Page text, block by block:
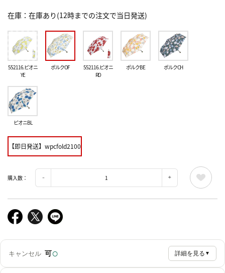
在庫 在庫あり(12時までの注文で当日発送)
552116.ピオニ
YE
ポルクOF
552116.ピオニ
RD
ポルクBE ポルクCH
ピオニBL
【即日発送】wpcfold2100
購入数：
キャンセル 可○ 詳細を見る ▼